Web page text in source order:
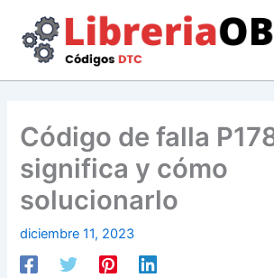
contenido
Código de falla
significa y cómo
solucionarlo
diciembre 11, 2023